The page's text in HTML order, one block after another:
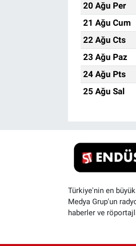
20 Ağu Per
21 Ağu Cum
22 Ağu Cts
23 Ağu Paz
24 Ağu Pts
25 Ağu Sal
Türkiye'nin en
Medya Grup'un
haberler ve